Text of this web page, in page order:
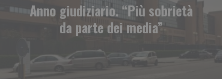
Anno giudiziario. “Più sobrietà
da parte dei media”